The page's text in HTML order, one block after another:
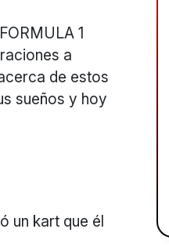
1
a
de estos
sueños y hoy
un kart que él